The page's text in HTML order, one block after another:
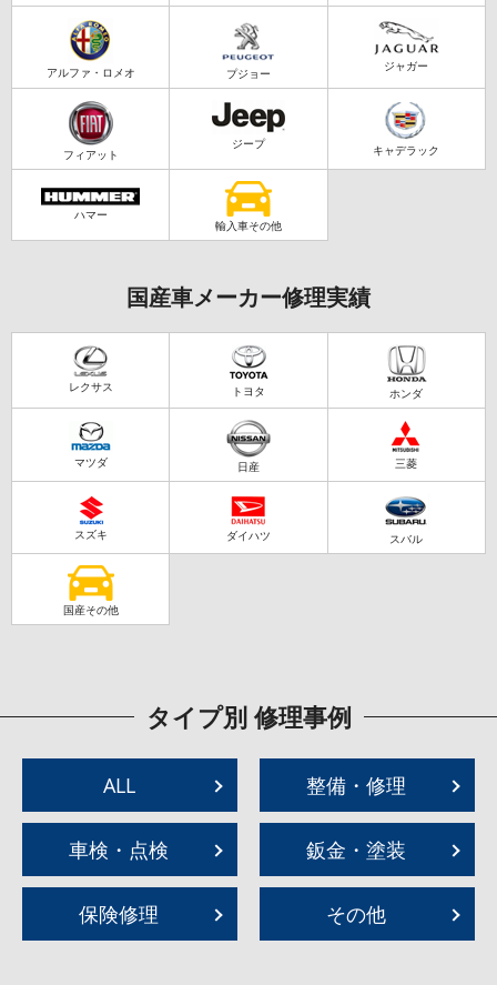
アルファ・ロメオ プジョー ジャガー
フィアット
ジープ キャデラック
ハマー
輸入車その他
国産車メーカー修理実績
レクサス トヨタ ホンダ
マツダ 日産 三菱
スズキ ダイハツ スバル
国産その他
タイプ別 修理事例
ALL 整備・修理
車検・点検 鈑金・塗装
保険修理 その他